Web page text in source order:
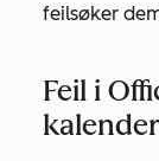
feilsøker
Feil i